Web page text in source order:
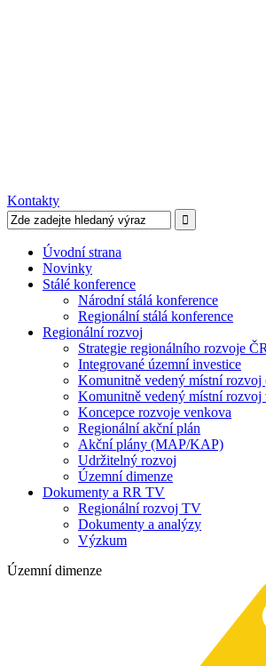
Kontakty
Úvodní strana
Novinky
Stálé konference
Národní stálá konference
Regionální stálá konference
Regionální rozvoj
Strategie regionálního rozvoje
Integrované územní investice
Komunitně vedený místní
Komunitně vedený místní
Koncepce rozvoje venkova
Regionální akční plán
Akční plány (MAP/KAP)
Udržitelný rozvoj
Územní dimenze
Dokumenty a RR TV
Regionální rozvoj TV
Dokumenty a analýzy
Výzkum
Územní dimenze